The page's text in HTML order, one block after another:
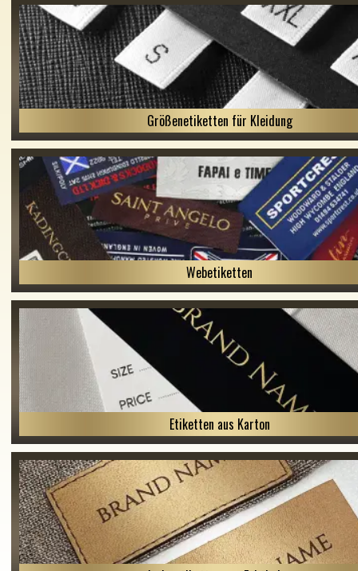
Größenetiketten für Kleidung
Webetiketten
Etiketten aus Karton